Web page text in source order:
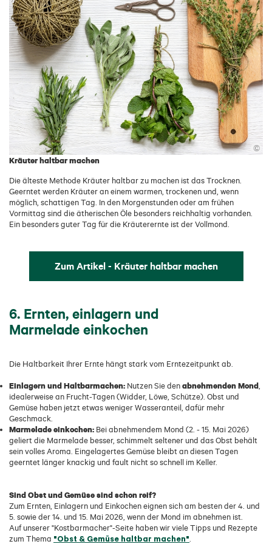
Kräuter haltbar machen
Die älteste Methode Kräuter haltbar zu machen ist das Trocknen.
Geerntet werden Kräuter an einem warmen, trockenen und, wenn
möglich, schattigen Tag. In den Morgenstunden oder am frühen
Vormittag sind die ätherischen Öle besonders reichhaltig vorhanden.
Ein besonders guter Tag für die Kräuterernte ist der Vollmond.
Zum Artikel - Kräuter haltbar machen
©
6. Ernten, einlagern und
Marmelade einkochen
Die Haltbarkeit Ihrer Ernte hängt stark vom Erntezeitpunkt ab.
Einlagern und Haltbarmachen: Nutzen Sie denabnehmenden Mond
idealerweise an Frucht-Tagen (Widder, Löwe, Schütze). Obst und
Gemüse haben jetzt etwas weniger Wasseranteil, dafür mehr
Geschmack.
Marmelade einkochen: Bei abnehmendem Mond (2. - 15. Mai 2026)
geliert die Marmelade besser, schimmelt seltener und das Obst behält
sein volles Aroma. Eingelagertes Gemüse bleibt an diesen Tagen
geerntet länger knackig und fault nicht so schnell im Keller.
Sind Obst und Gemüse sind schon reif?
Zum Ernten, Einlagern und Einkochen eignen sich am besten der 4. und
5. sowie der 14. und 15. Mai 2026, wenn der Mond im abnehmen ist.
Auf unserer "Kostbarmacher"-Seite haben wir viele Tipps und Rezepte
zum Thema "Obst & Gemüse haltbar machen"